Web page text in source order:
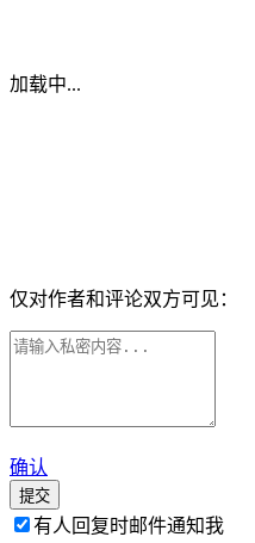
加载中...
仅对作者和评论双方可见：
确认
提交
有人回复时邮件通知我